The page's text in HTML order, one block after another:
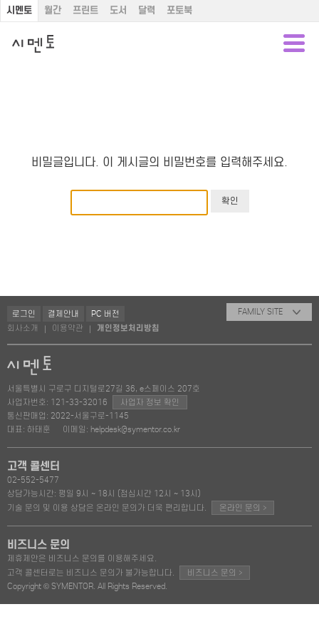
시멘토 월간 프린트 도서 달력 포토북
비밀글입니다. 이 게시글의 비밀번호를 입력해주세요.
로그인 결제안내
PC 버전
회사소개
이용약관 개인정보처리방침
FAMILY SITE
서울특별시 구로구 디지털로27길 36, e스페이스 207호
사업자번호: 121-33-32016
사업자 정보 확인
통신판매업: 2022-서울구로-1145
대표: 하태훈
이메일: helpdesk@symentor.co.kr
고객 콜센터
02-552-5477
상담가능시간: 평일 9시 ~ 18시 (점심시간 12시 ~ 13시)
기술 문의 및 이용 상담은 온라인 문의가 더욱 편리합니다.
온라인 문의 >
비즈니스 문의
제휴제안은 비즈니스 문의를 이용해주세요.
고객 콜센터로는 비즈니스 문의가 불가능합니다.
비즈니스 문의 >
Copyright © SYMENTOR. All Rights Reserved.